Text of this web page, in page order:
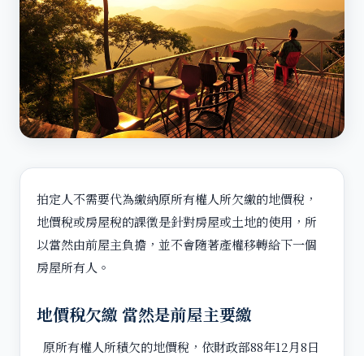
拍定人不需要代為繳納原所有權人所欠繳的地價稅，
地價稅或房屋稅的課徵是針對房屋或土地的使用，所
以當然由前屋主負擔，並不會隨著產權移轉給下一個
房屋所有人。
地價稅欠繳 當然是前屋主要繳
原所有權人所積欠的地價稅，依財政部88年12月8日